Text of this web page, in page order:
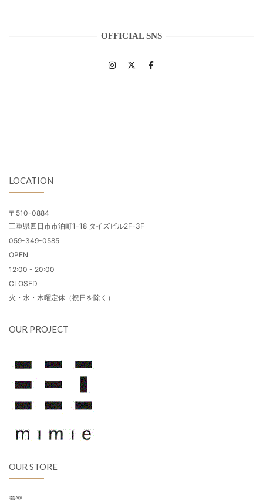
OFFICIAL SNS
LOCATION
〒510-0884
三重県四日市市泊町1-18 タイズビル2F-3F
059-349-0585
OPEN
12:00 - 20:00
CLOSED
火・水・木曜定休（祝日を除く）
OUR PROJECT
OUR STORE